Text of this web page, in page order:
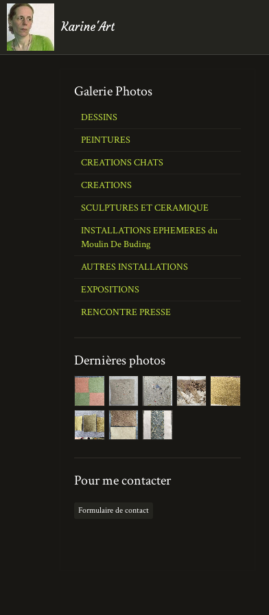
Karine'Art
Galerie Photos
DESSINS
PEINTURES
CREATIONS CHATS
CREATIONS
SCULPTURES ET CERAMIQUE
INSTALLATIONS EPHEMERES du
Moulin De Buding
AUTRES INSTALLATIONS
EXPOSITIONS
RENCONTRE PRESSE
Dernières photos
Pour me contacter
Formulaire de contact